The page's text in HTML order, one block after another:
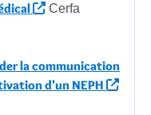
Cerfa
la communication
d'un NEPH